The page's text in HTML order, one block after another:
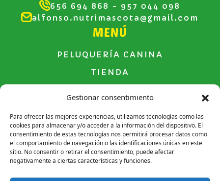
Gestionar consentimiento
Para ofrecer las mejores experiencias, utilizamos tecnologías como las
cookies para almacenar y/o acceder a la información del dispositivo. El
consentimiento de estas tecnologías nos permitirá procesar datos como
el comportamiento de navegación o las identificaciones únicas en este
sitio. No consentir o retirar el consentimiento, puede afectar
negativamente a ciertas características y funciones.
656 694 868 - 957 044 098
alfonso.nutrimascota@gmail.com
MENÚ
PELUQUERÍA CANINA
TIENDA
Aviso legal
Política de Privacidad